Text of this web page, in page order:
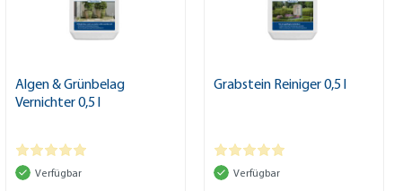
Algen & Grünbelag
Vernichter 0,5 l
Verfügbar
Grabstein Reiniger 0,5 l
Verfügbar